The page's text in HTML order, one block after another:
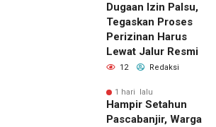
Dugaan Izin Palsu,
Tegaskan Proses
Perizinan Harus
Lewat Jalur Resmi
12 Redaksi
1 hari lalu
Hampir Setahun
Pascabanjir, Warga